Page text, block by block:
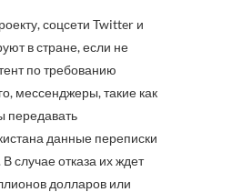
соцсети Twitter и
в стране, если не
по требованию
мессенджеры, такие как
передавать
данные переписки
случае отказа их ждет
долларов или